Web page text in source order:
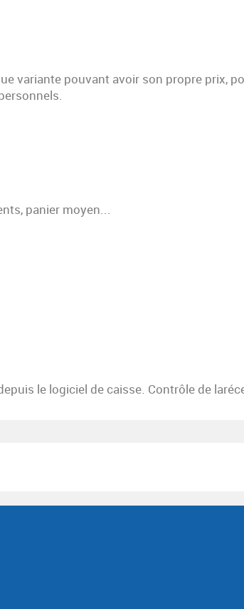
variante pouvant avoir son propre prix,
panier moyen...
le logiciel de caisse. Contrôle de